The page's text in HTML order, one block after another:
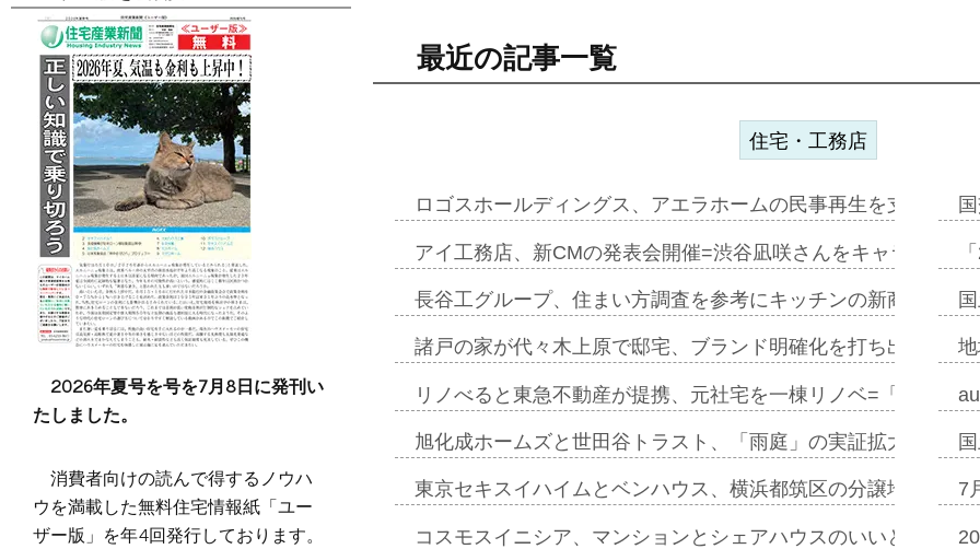
最近の記事一覧
住宅・工務店
ロゴスホールディングス、アエラホームの民事再生を支援=ス
アイ工務店、新CMの発表会開催=渋谷凪咲さんをキャラクタ
長谷工グループ、住まい方調査を参考にキッチンの新商品=「
諸戸の家が代々木上原で邸宅、ブランド明確化を打ち出す=年
リノべると東急不動産が提携、元社宅を一棟リノベ=「職住遊
旭化成ホームズと世田谷トラスト、「雨庭」の実証拡大へ=ガ
東京セキスイハイムとベンハウス、横浜都筑区の分譲地開発で
コスモスイニシア、マンションとシェアハウスのいいとこどり
7
2026年夏号を号を7月8日に発刊い
たしました。
消費者向けの読んで得するノウハ
ウを満載した無料住宅情報紙「ユー
ザー版」を年4回発行しております。